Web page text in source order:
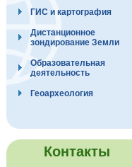
ГИС и картография
Дистанционное
зондирование Земли
Образовательная
деятельность
Геоархеология
Контакты